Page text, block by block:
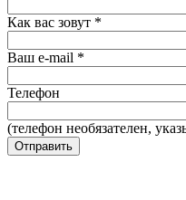
Как вас зовут *
Ваш e-mail *
Телефон
(телефон необязателен,